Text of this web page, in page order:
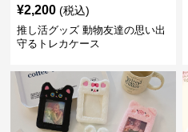
¥2,200 (税込)
推し活グッズ 動物友達の思い出
守るトレカケース